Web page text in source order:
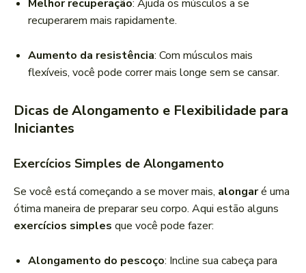
Melhor recuperação: Ajuda os músculos a se
recuperarem mais rapidamente.
Aumento da resistência: Com músculos mais
flexíveis, você pode correr mais longe sem se cansar.
Dicas de Alongamento e Flexibilidade para
Iniciantes
Exercícios Simples de Alongamento
Se você está começando a se mover mais, alongaré uma
ótima maneira de preparar seu corpo. Aqui estão alguns
exercícios simples que você pode fazer:
Alongamento do pescoço: Incline sua cabeça para